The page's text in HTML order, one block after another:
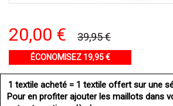
20,00 € 39,95 €
ÉCONOMISEZ 19,95 €
1 textile acheté = 1 textile offert sur une
Pour en profiter ajouter les maillots dans